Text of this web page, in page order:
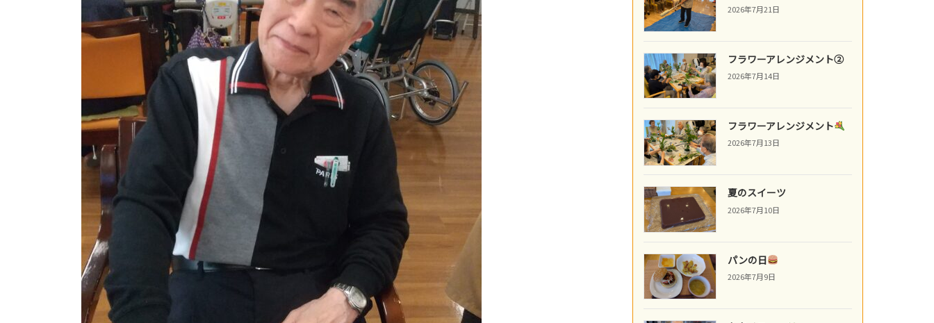
2026年7月21日
フラワーアレンジメント②
2026年7月14日
フラワーアレンジメント
2026年7月13日
夏のスイーツ
2026年7月10日
パンの日
2026年7月9日